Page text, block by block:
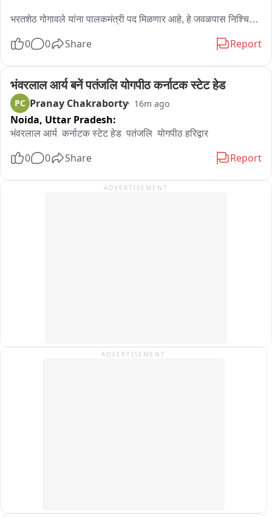
भरतशेठ गोगावले यांना पालकमंत्री पद मिळणार आहे, हे जवळपास निश्चित
गृहराज्यमंत्री योगेश कदम यांनी दिली आहे.. सच्चा शिवसैनिकाला न्याय
भरतशेठ यांच्यासोबत असल्याचं योगेश कदम यांनी म्हटलं आहे..
0 0 Share Report
भंवरलाल आर्य बनें पतंजलि योगपीठ कर्नाटक स्टेट हेड
PC Pranay Chakraborty 16m ago
Noida, Uttar Pradesh:
भंवरलाल आर्य  कर्नाटक स्टेट हेड  पतंजलि  योगपीठ हरिद्वार
0 0 Share Report
ADVERTISEMENT
ADVERTISEMENT